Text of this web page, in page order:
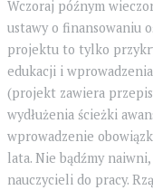
Wczoraj późnym
ustawy o finansowaniu
projektu to tylko
edukacji i
(projekt zawiera
wydłużenia ścieżki
wprowadzenie
lata. Nie bądźmy
nauczycieli do pracy.